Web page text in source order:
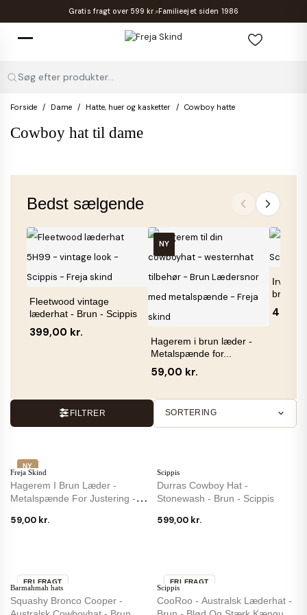
Gratis fragt over 599 kr. Familieejet siden 1986
Søg efter produkter...
Forside Dame Hatte, huer og kasketter Cowboy hatte
Cowboy hat til dame
Bedst sælgende
Fleetwood vintage
læderhat - Brun - Scippis
399,00 kr.
NY
Hagerem i brun læder -
Metalspænde for...
59,00 kr.
Irving
brun
FILTRER SORTERING
Freja Skind
Hagerem I Brun Læder -
Metalspænde For Justering -
59,00 kr.
NY
Scippis
Durras Cowboy Hat -
Stonewash - Brun - Scippis
599,00 kr.
Barmahmah hats
Squashy Bronco Cooper -
FRI FRAGT
Scippis
CooRoo - Australsk Læderhat -
IKKE PÅ LAGER
FRI FRAGT